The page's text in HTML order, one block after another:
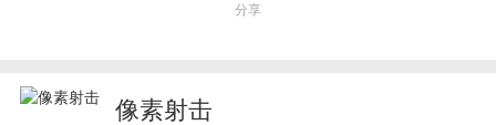
分享
像素射击